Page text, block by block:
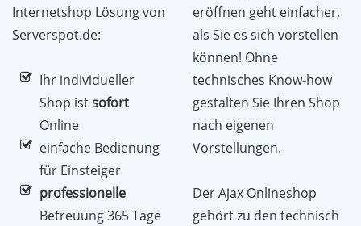
Internetshop Lösung von
Serverspot.de:
Ihr individueller
Shop istsofort
Online
einfache Bedienung
für Einsteiger
professionelle
Betreuung 365 Tage
eröffnen geht einfacher,
als Sie es sich vorstellen
können! Ohne
technisches Know-how
gestalten Sie Ihren Shop
nach eigenen
Vorstellungen.
Der Ajax Onlineshop
gehört zu den technisch